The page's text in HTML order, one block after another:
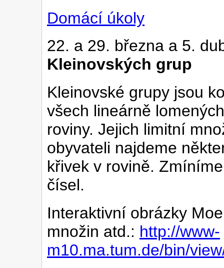
Domácí úkoly
22. a 29. března a 5.
Kleinovských grup
Kleinovské grupy jsou
všech lineárně
roviny. Jejich limitní
obyvateli najdeme
křivek v rovině.
čísel.
Interaktivní obrázky
množin atd.: http://www-
m10.ma.tum.de/bin/